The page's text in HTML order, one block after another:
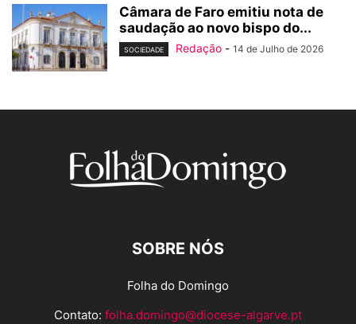
Câmara de Faro emitiu nota de
saudação ao novo bispo do...
SOCIEDADE Redação - 14 de Julho de 2026
SOBRE NÓS
Folha do Domingo
Contato: folha.domingo@diocese-algarve.pt